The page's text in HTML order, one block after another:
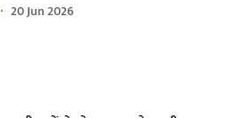
20 Jun 2026